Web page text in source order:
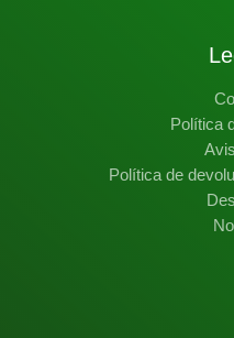
Política
Política de